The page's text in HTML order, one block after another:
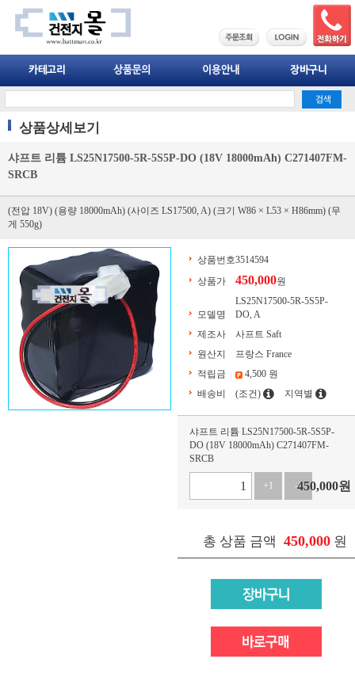
상품상세보기
샤프트 리튬 LS25N17500-5R-5S5P-DO (18V 18000mAh) C271407FM-
SRCB
(전압 18V) (용량 18000mAh) (사이즈 LS17500, A) (크기 W86 × L53 × H86mm) (무
게 550g)
상품번호3514594
상품가
450,000원
모델명
LS25N17500-5R-5S5P-
DO, A
제조사
사프트 Saft
원산지
프랑스 France
적립금
4,500 원
배송비
(조건) 지역별
샤프트 리튬 LS25N17500-5R-5S5P-
DO (18V 18000mAh) C271407FM-
SRCB
+1 -1450,000원
총 상품 금액 450,000 원